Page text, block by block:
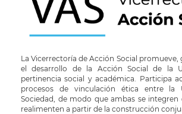
La Vicerrectoría de Acción Social promueve,
el desarrollo de la Acción Social de la
pertinencia social y académica. Participa
procesos de vinculación ética entre la
Sociedad, de modo que ambas se
realimenten a partir de la construcción